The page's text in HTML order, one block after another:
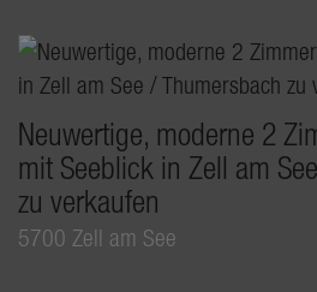
Neuwertige, moderne 2
mit Seeblick in Zell am
zu verkaufen
5700 Zell am See